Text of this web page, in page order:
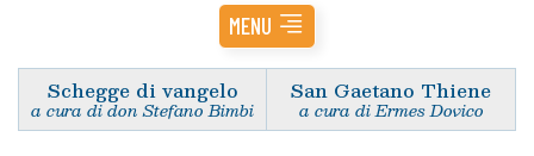
MENU
Schegge di vangelo
a cura di don Stefano Bimbi
San Gaetano Thiene
a cura di Ermes Dovico